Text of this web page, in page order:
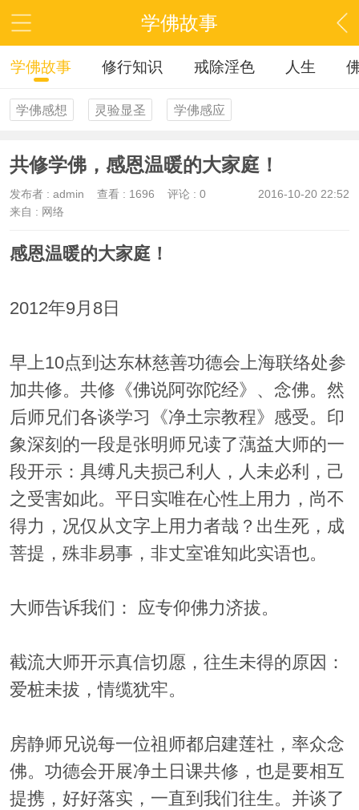
学佛故事
学佛故事 修行知识 戒除淫色 人生
学佛感想 灵验显圣 学佛感应
共修学佛，感恩温暖的大家庭！
2016-10-20 22:52
发布者 : admin 查看 : 1696
评论 : 0
来自 : 网络
感恩温暖的大家庭！
2012年9月8日
早上10点到达东林慈善功德会上海联络处参
加共修。共修《佛说阿弥陀经》、念佛。然
后师兄们各谈学习《净土宗教程》感受。印
象深刻的一段是张明师兄读了蕅益大师的一
段开示：具缚凡夫损己利人，人未必利，己
之受害如此。平日实唯在心性上用力，尚不
得力，况仅从文字上用力者哉？出生死，成
菩提，殊非易事，非丈室谁知此实语也。
大师告诉我们： 应专仰佛力济拔。
截流大师开示真信切愿，往生未得的原因：
爱桩未拔，情缆犹牢。
房静师兄说每一位祖师都启建莲社，率众念
佛。功德会开展净土日课共修，也是要相互
提携，好好落实，一直到我们往生。并谈了